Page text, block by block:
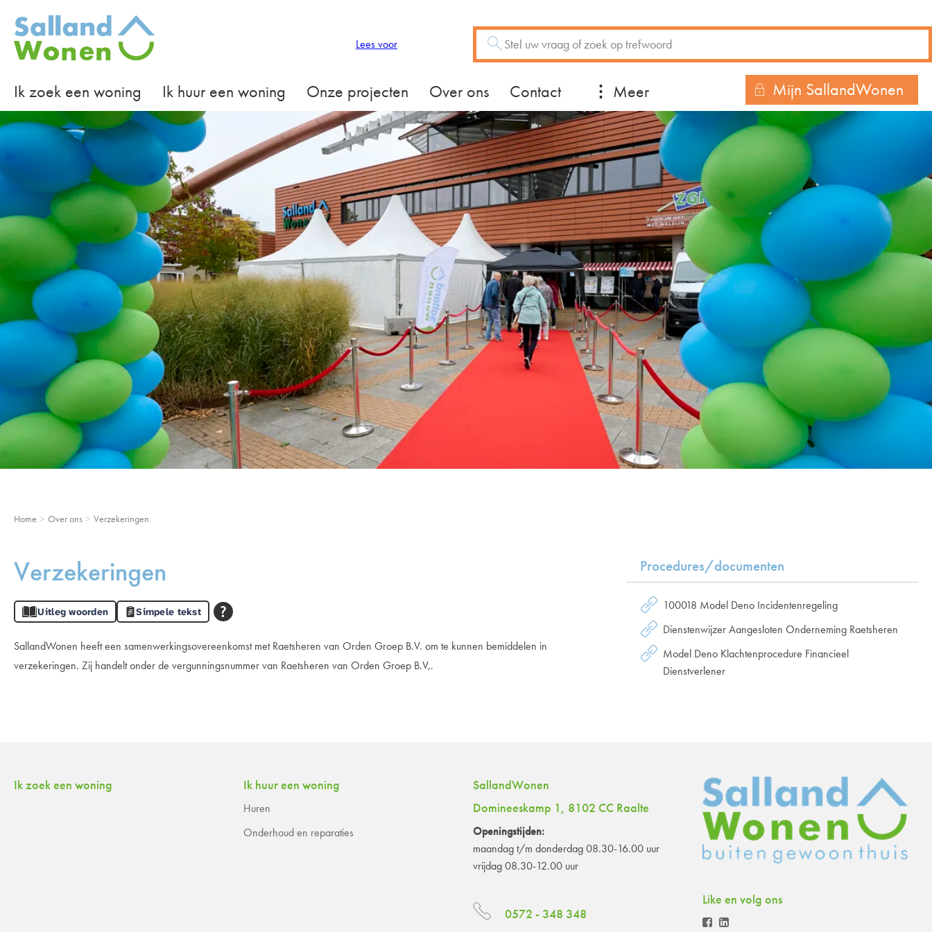
Naar de homepage
Ik zoek een woning Ik huur een woning Onze projecten Over ons Contact Meer
Lees voor Zoeken
Vraag of trefwoord
Mijn SallandWonen
Home Over ons Verzekeringen
Verzekeringen
Uitleg woorden Simpele tekst
SallandWonen heeft een samenwerkingsovereenkomst met Raetsheren van Orden Groep B.V. om te kunnen bemiddelen in
verzekeringen. Zij handelt onder de vergunningsnummer van Raetsheren van Orden Groep B.V,.
Procedures/documenten
100018 Model Deno Incidentenregeling
Dienstenwijzer Aangesloten Onderneming Raetsheren
Model Deno Klachtenprocedure Financieel
Dienstverlener
Contactinformatie
Ik zoek een woning Ik huur een woning
Huren
Onderhoud en reparaties
SallandWonen
Domineeskamp 1, 8102 CC Raalte
Openingstijden:
maandag t/m donderdag 08.30-16.00 uur
vrijdag 08.30-12.00 uur
0572 - 348 348
Like en volg ons